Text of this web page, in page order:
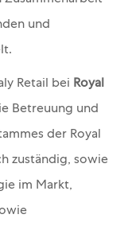
und
Retail bei Royal
Betreuung und
der Royal
zuständig, sowie
im Markt,